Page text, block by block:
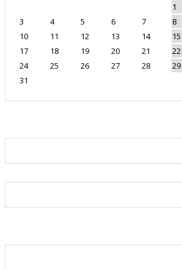
1
3
4 5 6 7 8
10
11 12 13 14 15
17
18 19 20 21 22
24
25 26 27 28 29
31